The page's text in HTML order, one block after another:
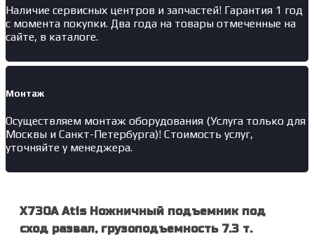
Наличие сервисных центров и запчастей! Гарантия 1 год
с момента покупки. Два года на товары отмеченные на
сайте, в каталоге.
Монтаж
Осуществляем монтаж оборудования (Услуга только для
Москвы и Санкт-Петербурга)! Стоимость услуг,
уточняйте у менеджера.
X730A Atis Ножничный подъемник под
сход развал, грузоподъемность 7.3 т.